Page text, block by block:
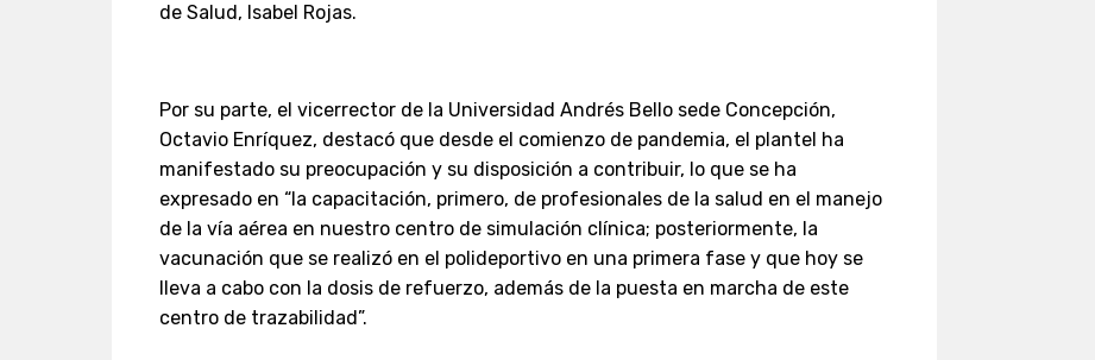
de Salud, Isabel Rojas.
Por su parte, el vicerrector de la Universidad Andrés Bello sede Concepción,
Octavio Enríquez, destacó que desde el comienzo de pandemia, el plantel ha
manifestado su preocupación y su disposición a contribuir, lo que se ha
expresado en “la capacitación, primero, de profesionales de la salud en el manejo
de la vía aérea en nuestro centro de simulación clínica; posteriormente, la
vacunación que se realizó en el polideportivo en una primera fase y que hoy se
lleva a cabo con la dosis de refuerzo, además de la puesta en marcha de este
centro de trazabilidad”.